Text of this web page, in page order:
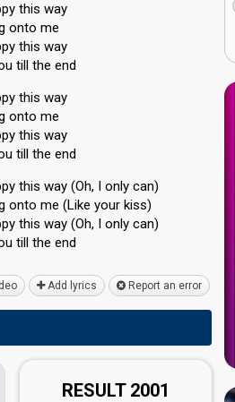
this way
onto me
this way
till the end
this way
onto me
this way
till the end
this way (Oh, I only can)
onto me (Like your kiss)
this way (Oh, I only can)
till the end
Add lyrics Report an error
RESULT 2001